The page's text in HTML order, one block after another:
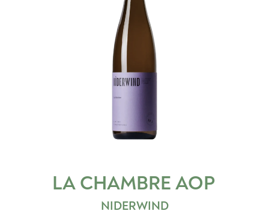
LA CHAMBRE AOP
NIDERWIND